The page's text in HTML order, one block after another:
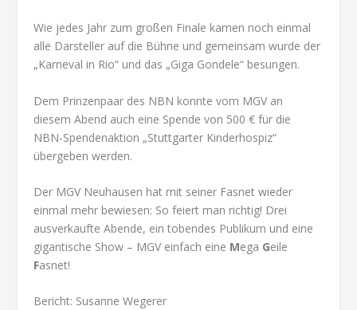
Wie jedes Jahr zum großen Finale kamen noch einmal
alle Darsteller auf die Bühne und gemeinsam wurde der
„Karneval in Rio“ und das „Giga Gondele“ besungen.
Dem Prinzenpaar des NBN konnte vom MGV an
diesem Abend auch eine Spende von 500 € für die
NBN-Spendenaktion „Stuttgarter Kinderhospiz“
übergeben werden.
Der MGV Neuhausen hat mit seiner Fasnet wieder
einmal mehr bewiesen: So feiert man richtig! Drei
ausverkaufte Abende, ein tobendes Publikum und eine
gigantische Show – MGV einfach eine Mega Geile
Fasnet!
Bericht: Susanne Wegerer